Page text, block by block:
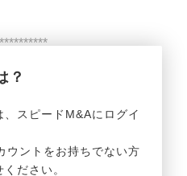
？
スピードM&Aにログイ
ウントをお持ちでない方
ださい。